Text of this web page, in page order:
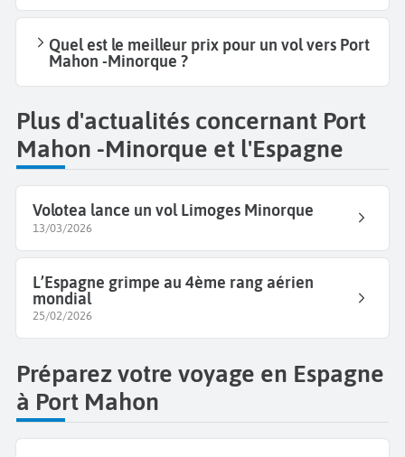
Quel est le meilleur prix pour un vol vers Port
Mahon -Minorque ?
Plus d'actualités concernant Port
Mahon -Minorque et l'Espagne
Volotea lance un vol Limoges Minorque
13/03/2026
L’Espagne grimpe au 4ème rang aérien
mondial
25/02/2026
Préparez votre voyage en Espagne
à Port Mahon